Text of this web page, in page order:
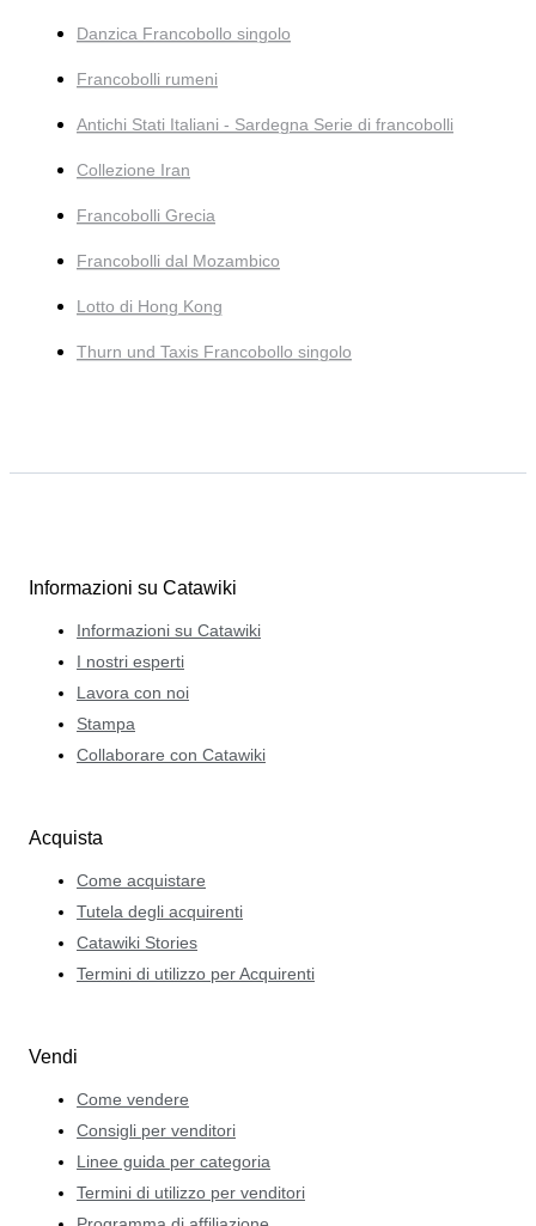
Danzica Francobollo singolo
Francobolli rumeni
Antichi Stati Italiani - Sardegna Serie di francobolli
Collezione Iran
Francobolli Grecia
Francobolli dal Mozambico
Lotto di Hong Kong
Thurn und Taxis Francobollo singolo
Informazioni su Catawiki
Informazioni su Catawiki
I nostri esperti
Lavora con noi
Stampa
Collaborare con Catawiki
Acquista
Come acquistare
Tutela degli acquirenti
Catawiki Stories
Termini di utilizzo per Acquirenti
Vendi
Come vendere
Consigli per venditori
Linee guida per categoria
Termini di utilizzo per venditori